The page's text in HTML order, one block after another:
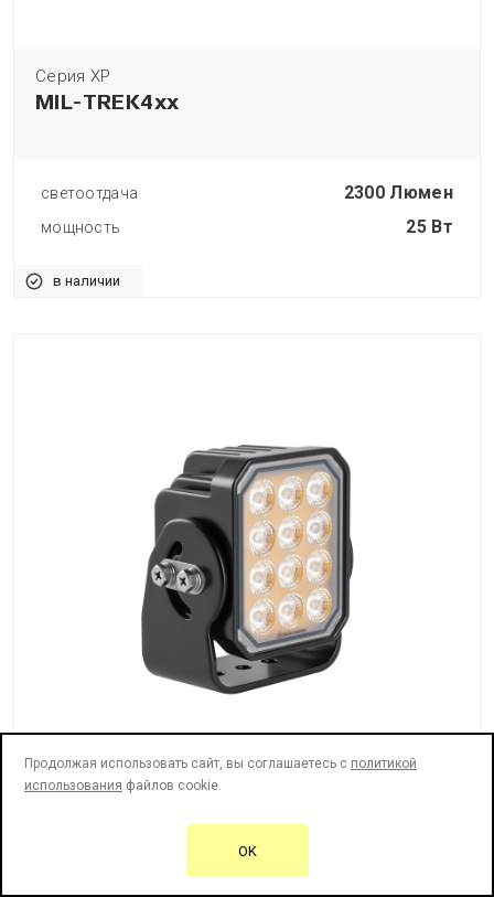
Серия XP
MIL-TREK4xx
светоотдача 2300 Люмен
мощность 25 Вт
в наличии
Продолжая использовать сайт, вы соглашаетесь с политикой
использования файлов cookie.
OK